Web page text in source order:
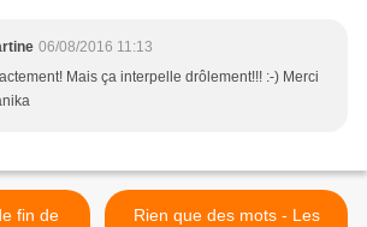
06/08/2016 11:13
Mais ça interpelle drôlement!!! :-) Merci
Rien que des mots - Les